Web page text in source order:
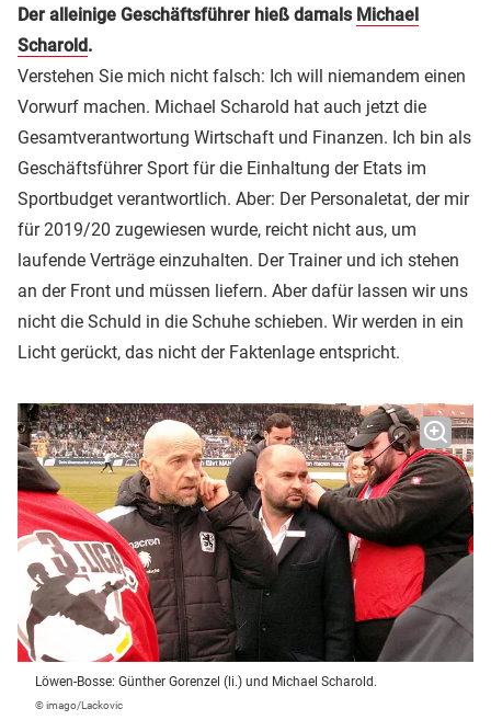
Der alleinige Geschäftsführer hieß damals Michael
Scharold.
Verstehen Sie mich nicht falsch: Ich will niemandem einen
Vorwurf machen. Michael Scharold hat auch jetzt die
Gesamtverantwortung Wirtschaft und Finanzen. Ich bin als
Geschäftsführer Sport für die Einhaltung der Etats im
Sportbudget verantwortlich. Aber: Der Personaletat, der mir
für 2019/20 zugewiesen wurde, reicht nicht aus, um
laufende Verträge einzuhalten. Der Trainer und ich stehen
an der Front und müssen liefern. Aber dafür lassen wir uns
nicht die Schuld in die Schuhe schieben. Wir werden in ein
Licht gerückt, das nicht der Faktenlage entspricht.
Löwen-Bosse: Günther Gorenzel (li.) und Michael Scharold.
© imago/Lackovic